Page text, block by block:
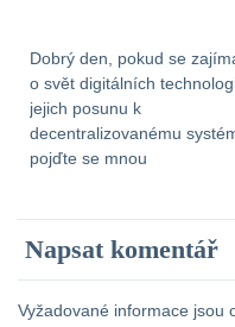
Dobrý den, pokud se
o svět digitálních
jejich posunu k
decentralizovanému
pojďte se mnou
celoevropsky. Hledám
obchodního partnera,
vše podpořil finančně.
Napsat komentář
Vyžadované informace jsou